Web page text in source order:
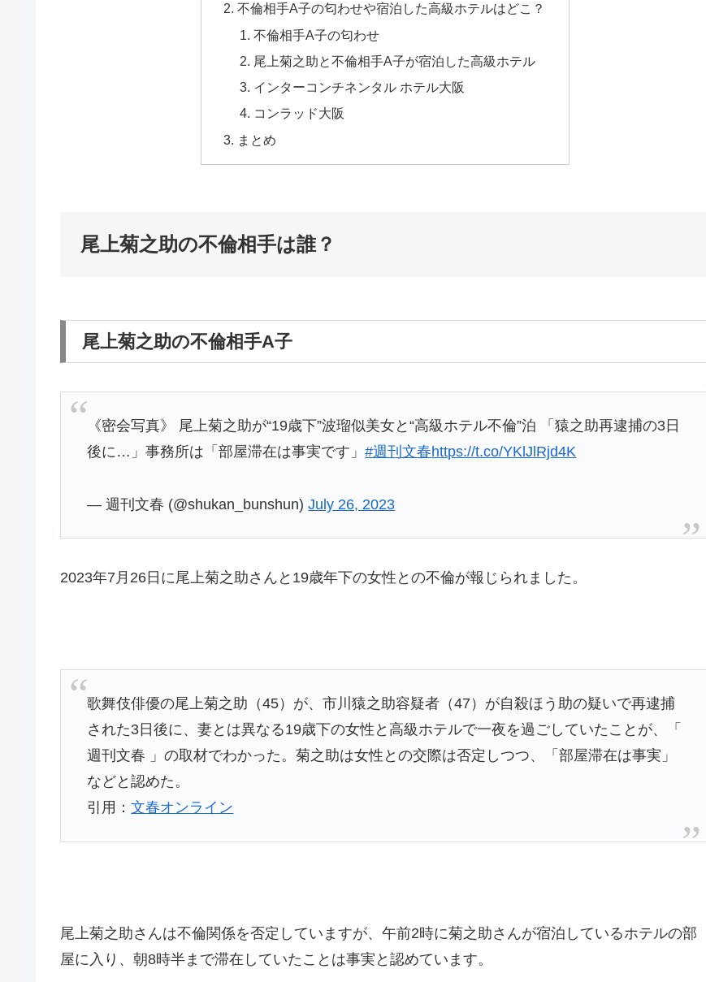
不倫相手A子の匂わせや宿泊した高級ホテルはどこ？
不倫相手A子の匂わせ
尾上菊之助と不倫相手A子が宿泊した高級ホテル
インターコンチネンタル ホテル大阪
コンラッド大阪
まとめ
尾上菊之助の不倫相手は誰？
尾上菊之助の不倫相手A子
《密会写真》 尾上菊之助が“19歳下”波瑠似美女と“高級ホテル不倫”泊 「猿之助再逮捕の3日
後に…」事務所は「部屋滞在は事実です」#週刊文春https://t.co/YKlJlRjd4K
— 週刊文春 (@shukan_bunshun)July 26, 2023
2023年7月26日に尾上菊之助さんと19歳年下の女性との不倫が報じられました。
歌舞伎俳優の尾上菊之助（45）が、市川猿之助容疑者（47）が自殺ほう助の疑いで再逮捕
された3日後に、妻とは異なる19歳下の女性と高級ホテルで一夜を過ごしていたことが、「
週刊文春 」の取材でわかった。菊之助は女性との交際は否定しつつ、「部屋滞在は事実」
などと認めた。
引用：文春オンライン
尾上菊之助さんは不倫関係を否定していますが、午前2時に菊之助さんが宿泊しているホテルの部
屋に入り、朝8時半まで滞在していたことは事実と認めています。